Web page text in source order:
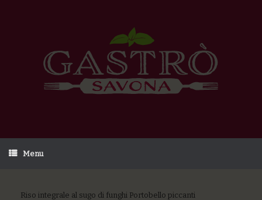
Menu
Riso integrale al sugo di funghi Portobello piccanti